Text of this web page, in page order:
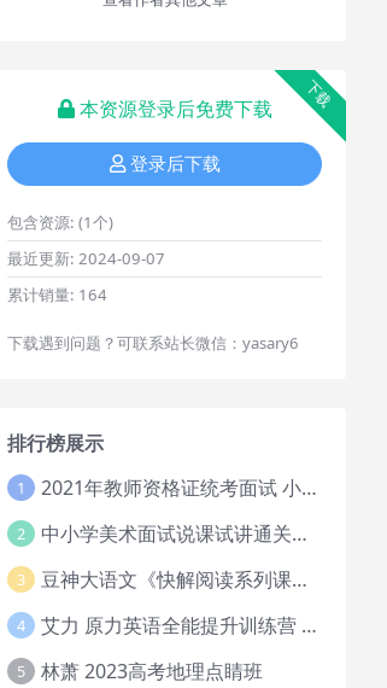
下载
本资源登录后免费下载
登录后下载
包含资源: (1个)
最近更新: 2024-09-07
累计销量: 164
下载遇到问题？可联系站长微信：yasary6
排行榜展示
1 2021年教师资格证统考面试 小学教资资料试讲+答辩
2 中小学美术面试说课试讲通关班14讲（辅助资料第一套）
3 豆神大语文《快解阅读系列课教程完整》
4 艾力 原力英语全能提升训练营 151G网课大合集
5 林萧 2023高考地理点睛班